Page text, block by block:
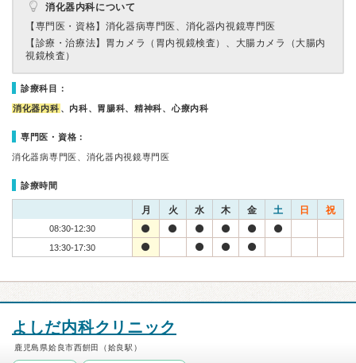
消化器内科について
【専門医・資格】 消化器病専門医、消化器内視鏡専門医
【診療・治療法】 胃カメラ（胃内視鏡検査）、大腸カメラ（大腸内
視鏡検査）
診療科目：
消化器内科 、内科、胃腸科、精神科、心療内科
専門医・資格：
消化器病専門医、消化器内視鏡専門医
診療時間
月 火 水 木 金 土 日 祝
08:30-12:30
13:30-17:30
よしだ内科クリニック
鹿児島県姶良市西餠田（姶良駅）